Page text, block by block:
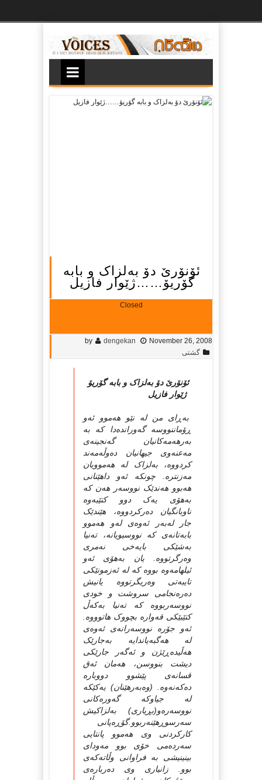
ئۆنۆرێ دۆ به‌لزاک و بابه‌
گۆریۆ……ژێوار فازیل
Closed
by dengekan
November 26, 2008
گشتی
ئۆنۆرێ دۆ به‌لزاک و بابه‌ گۆریۆ
ژێوار فازیل
به‌ڕای من له‌ نێو هه‌موو ئه‌و
ڕۆماننووسه‌ گه‌ورانده‌دا که‌ به‌
به‌رهه‌مه‌کانیان گه‌نجینه‌ی
مه‌عنه‌وی جیهانیان ده‌وڵه‌مه‌ند
کردووه‌، به‌لزاک له‌ هه‌موویان
مه‌زنتره‌. چونکه‌ ئه‌و داهێنانی
هه‌بوو هه‌ندێک نووسه‌ر هه‌ن که‌
به‌هۆی یه‌ک دوو کتێبه‌وه‌
ناوبانگیان ده‌رکردووه‌، هێندێک
جار له‌به‌ر ئه‌وه‌ی له‌و هه‌موو
بابه‌تانه‌ی که‌ نووسیویانه‌، ته‌نیا
به‌شێكی بایه‌خی نه‌مری
وه‌رگرتووه‌. یان به‌هۆی ئه‌و
ئیلهامه‌وه‌ بووه‌ که‌ له‌ ئه‌زمونێکی
تایبه‌تی وه‌ریگرتووه‌ یانیش
ده‌ره‌نجامی سروشت و خودی
نووسه‌ربووه‌ که‌ ته‌نیا به‌که‌ڵ
کتێبێکی قه‌واره‌ بچووک هاتوووه‌.
ئه‌و جۆره‌ نووسه‌رانه‌ی ئه‌وه‌ی
له‌ هه‌گبه‌یاندایه‌ به‌جارێک
هه‌ڵیده‌ڕێژن و ئه‌گه‌ر جارێکی
دیشت بنووسن، هه‌مان ئه‌ق
قسانه‌ی پێشوو دووباره‌
ده‌که‌نه‌وه‌. (وه‌به‌رهێنان) یه‌کێکه‌
له‌ جیاوکه‌ گه‌وره‌کانی
نووسه‌ره‌و(بڕیاری) به‌لزاکیش
سه‌رسوڕهێنه‌ربوو.گۆڕه‌پانی
کارکردنی وی هه‌موو پانتایی
سه‌رده‌می خۆی بوو مه‌ودای
بینینیشی به‌ فراوانی وڵاته‌که‌ی
بوو. زانیاری وی ده‌رباره‌ی